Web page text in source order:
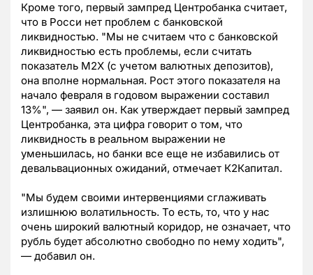
Кроме того, первый зампред Центробанка считает,
что в Росси нет проблем с банковской
ликвидностью. "Мы не считаем что с банковской
ликвидностью есть проблемы, если считать
показатель М2Х (с учетом валютных депозитов),
она вполне нормальная. Рост этого показателя на
начало февраля в годовом выражении составил
13%", — заявил он. Как утверждает первый зампред
Центробанка, эта цифра говорит о том, что
ликвидность в реальном выражении не
уменьшилась, но банки все еще не избавились от
девальвационных ожиданий, отмечает К2Капитал.
"Мы будем своими интервенциями сглаживать
излишнюю волатильность. То есть, то, что у нас
очень широкий валютный коридор, не означает, что
рубль будет абсолютно свободно по нему ходить",
— добавил он.